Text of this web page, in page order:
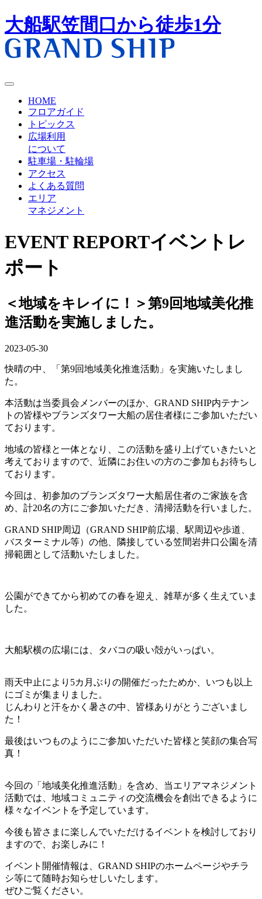
大船駅笠間口から徒歩1分
HOME
フロアガイド
トピックス
広場利用
について
駐車場・駐輪場
アクセス
よくある質問
エリア
マネジメント
EVENT REPORTイベントレ
ポート
＜地域をキレイに！＞第9回地域美化推
進活動を実施しました。
2023-05-30
快晴の中、「第9回地域美化推進活動」を実施いたしまし
た。
本活動は当委員会メンバーのほか、GRAND SHIP内テナン
トの皆様やブランズタワー大船の居住者様にご参加いただい
ております。
地域の皆様と一体となり、この活動を盛り上げていきたいと
考えておりますので、近隣にお住いの方のご参加もお待ちし
ております。
今回は、初参加のブランズタワー大船居住者のご家族を含
め、計20名の方にご参加いただき、清掃活動を行いました。
GRAND SHIP周辺（GRAND SHIP前広場、駅周辺や歩道、
バスターミナル等）の他、隣接している笠間岩井口公園を清
掃範囲として活動いたしました。
公園ができてから初めての春を迎え、雑草が多く生えていま
した。
大船駅横の広場には、タバコの吸い殻がいっぱい。
雨天中止により5カ月ぶりの開催だったためか、いつも以上
にゴミが集まりました。
じんわりと汗をかく暑さの中、皆様ありがとうございまし
た！
最後はいつものようにご参加いただいた皆様と笑顔の集合写
真！
今回の「地域美化推進活動」を含め、当エリアマネジメント
活動では、地域コミュニティの交流機会を創出できるように
様々なイベントを予定しています。
今後も皆さまに楽しんでいただけるイベントを検討しており
ますので、お楽しみに！
イベント開催情報は、 GRAND SHIPのホームページやチラ
シ等にて随時お知らせしいたします。
ぜひご覧ください。